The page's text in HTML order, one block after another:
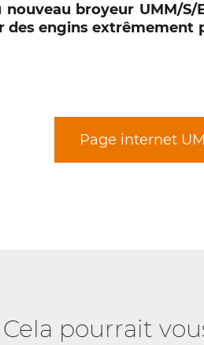
broyeur UMM/S/
des engins extrêmement
Page internet
Cela pourrait